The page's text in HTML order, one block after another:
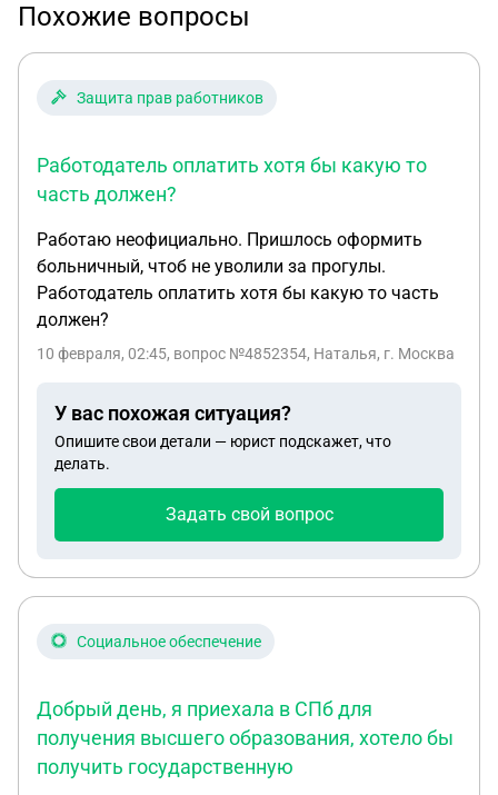
Похожие вопросы
Защита прав работников
Работодатель оплатить хотя бы какую то
часть должен?
Работаю неофициально. Пришлось оформить
больничный, чтоб не уволили за прогулы.
Работодатель оплатить хотя бы какую то часть
должен?
10 февраля, 02:45, вопрос №4852354, Наталья, г. Москва
У вас похожая ситуация?
Опишите свои детали — юрист подскажет, что
делать.
Задать свой вопрос
Социальное обеспечение
Добрый день, я приехала в СПб для
получения высшего образования, хотело бы
получить государственную